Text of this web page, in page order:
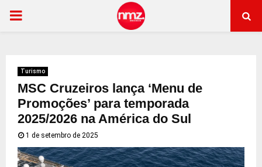
PRIMARY
Turismo
MSC Cruzeiros lança ‘Menu de
Promoções’ para temporada
2025/2026 na América do Sul
1 de setembro de 2025